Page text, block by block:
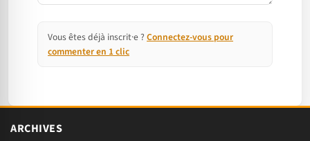
Vous êtes déjà inscrit·e ? Connectez-vous pour
commenter en 1 clic
ARCHIVES